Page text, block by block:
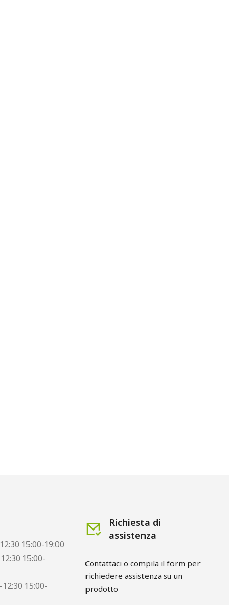
15:00-19:00
15:00-
15:00-
Richiesta di
assistenza
Contattaci o compila il form per
richiedere assistenza su un
prodotto